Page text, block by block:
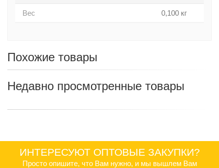
Вес 0,100 кг
Похожие товары
Недавно просмотренные товары
ИНТЕРЕСУЮТ ОПТОВЫЕ ЗАКУПКИ?
Просто опишите, что Вам нужно, и мы вышлем Вам